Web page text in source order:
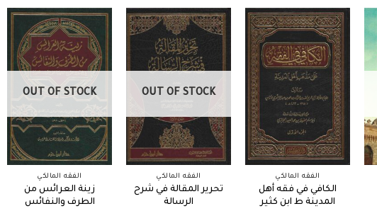
OUT OF STOCK
الفقه المالكي
زينة العرائس من
الطرف والنفائس
OUT OF STOCK
الفقه المالكي
تحرير المقالة في شرح
الرسالة
الفقه المالكي
الكافي في فقه أهل
المدينة ط ابن كثير